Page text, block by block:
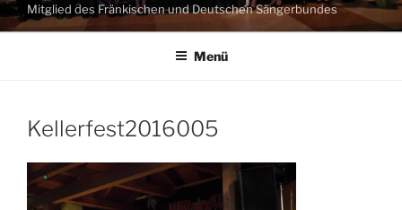
Mitglied des Fränkischen und Deutschen Sängerbundes
Menü
Kellerfest2016005